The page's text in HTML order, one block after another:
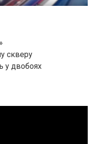
скверу
у двобоях